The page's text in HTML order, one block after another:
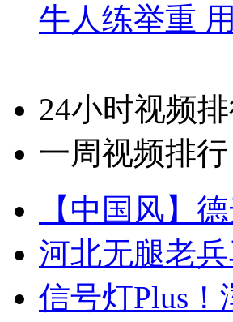
牛人练举重
24小时视频
一周视频排行
【中国风】
河北无腿老
信号灯Plus！